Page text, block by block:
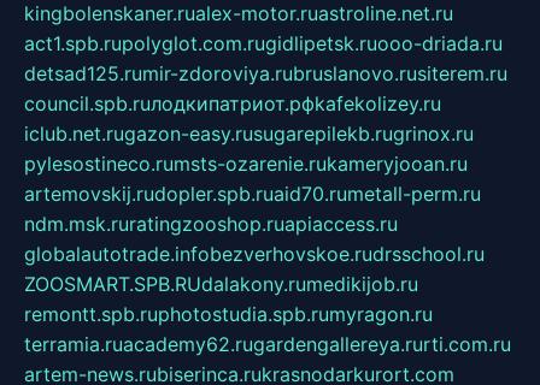
kingbolenskaner.rualex-motor.ruastroline.net.ru
act1.spb.rupolyglot.com.rugidlipetsk.ruooo-driada.ru
detsad125.rumir-zdoroviya.rubruslanovo.rusiterem.ru
council.spb.ruлодкипатриот.рфkafekolizey.ru
iclub.net.rugazon-easy.rusugarepilekb.rugrinox.ru
pylesostineco.rumsts-ozarenie.rukameryjooan.ru
artemovskij.rudopler.spb.ruaid70.rumetall-perm.ru
ndm.msk.ruratingzooshop.ruapiaccess.ru
globalautotrade.infobezverhovskoe.rudrsschool.ru
ZOOSMART.SPB.RUdalakony.rumedikijob.ru
remontt.spb.ruphotostudia.spb.rumyragon.ru
terramia.ruacademy62.rugardengallereya.rurti.com.ru
artem-news.rubiserinca.rukrasnodarkurort.com